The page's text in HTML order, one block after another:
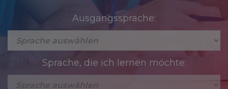
Ausgangssprache:
Sprache, die ich lernen möchte: